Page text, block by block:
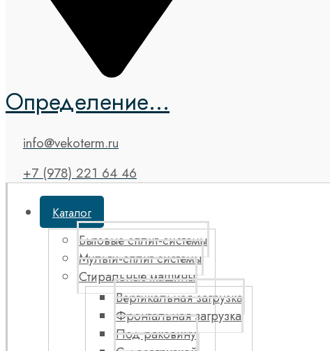
Определение...
info@vekoterm.ru
+7 (978) 221 64 46
Каталог
Бытовые сплит-системы
Мульти-сплит системы
Стиральные машины
Вертикальная загрузка
Фронтальная загрузка
Под раковину